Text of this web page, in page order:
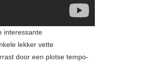
interessante
lekker vette
door een plotse tempo-